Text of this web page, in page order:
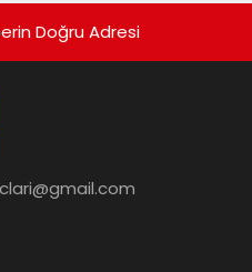
Doğru Adresi